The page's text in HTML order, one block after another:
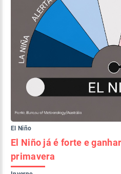
El Niño
El Niño já é forte e
primavera